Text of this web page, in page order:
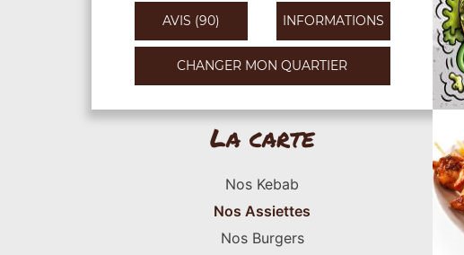
AVIS (90) INFORMATIONS
CHANGER MON QUARTIER
La carte
Nos Kebab
Nos Assiettes
Nos Burgers